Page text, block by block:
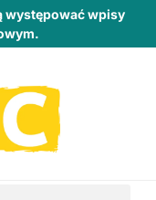
występować wpisy